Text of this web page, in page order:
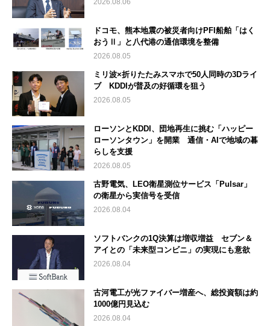
ドコモ、熊本地震の被災者向けPFI船舶「はく
おうⅡ」と八代港の通信環境を整備
2026.08.05
ミリ波×折りたたみスマホで50人同時の3Dライ
ブ KDDIが普及の好循環を狙う
2026.08.05
ローソンとKDDI、団地再生に挑む「ハッピー
ローソンタウン」を開業 通信・AIで地域の暮
らしを支援
2026.08.05
古野電気、LEO衛星測位サービス「Pulsar」
の衛星から実信号を受信
2026.08.04
ソフトバンクの1Q決算は増収増益 セブン＆
アイとの「未来型コンビニ」の実現にも意欲
2026.08.04
古河電工が光ファイバー増産へ、総投資額は約
1000億円見込む
2026.08.04